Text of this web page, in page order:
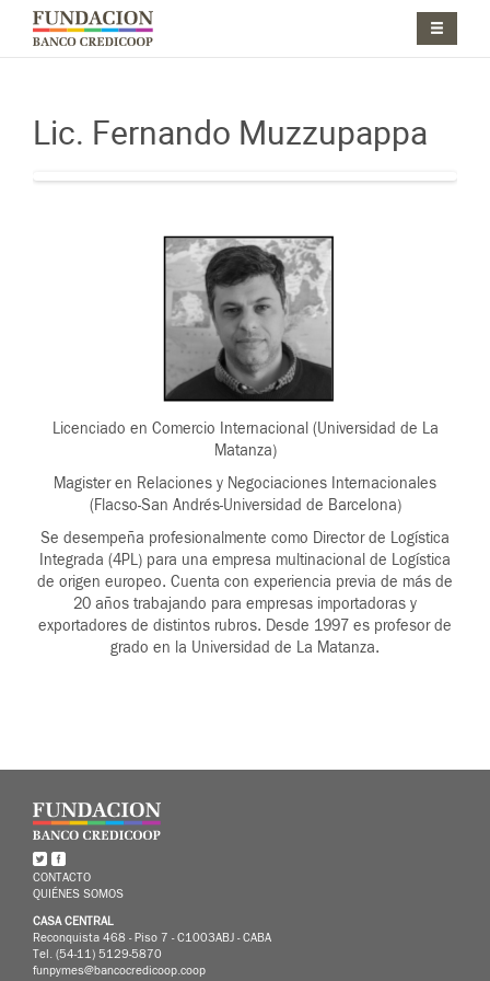
Pasar al contenido principal
Jump to main content
Lic. Fernando Muzzupappa
Licenciado en Comercio Internacional (Universidad de La
Matanza)
Magister en Relaciones y Negociaciones Internacionales
(Flacso-San Andrés-Universidad de Barcelona)
Se desempeña profesionalmente como Director de Logística
Integrada (4PL) para una empresa multinacional de Logística
de origen europeo. Cuenta con experiencia previa de más de
20 años trabajando para empresas importadoras y
exportadores de distintos rubros. Desde 1997 es profesor de
grado en la Universidad de La Matanza.
CONTACTO
QUIÉNES SOMOS
CASA CENTRAL
Reconquista 468 - Piso 7 - C1003ABJ - CABA
Tel. (54-11) 5129-5870
funpymes@bancocredicoop.coop